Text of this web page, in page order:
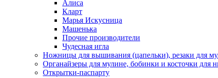
Алиса
Кларт
Марья Искусница
Машенька
Прочие производители
Чудесная игла
Ножницы для вышивания (цапельки), резаки для
Органайзеры для мулине, бобинки и косточки для
Открытки-паспарту